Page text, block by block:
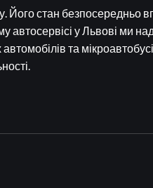
Його стан безпосередньо
автосервісі у Львові ми
та